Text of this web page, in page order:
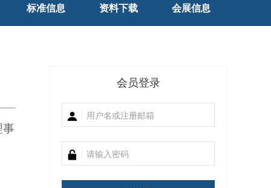
标准信息 资料下载 会展信息
事
会员登录